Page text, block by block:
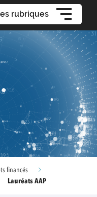
rubriques
financés
Lauréats AAP